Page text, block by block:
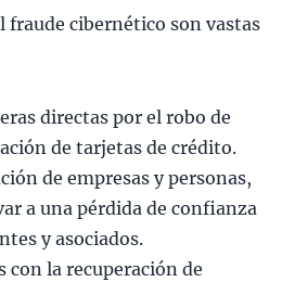
fraude cibernético son vastas
directas por el robo de
de tarjetas de crédito.
de empresas y personas,
a una pérdida de confianza
y asociados.
con la recuperación de